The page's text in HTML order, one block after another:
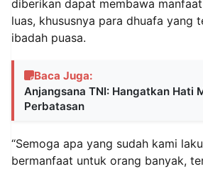
diberikan dapat membawa
luas, khususnya para dhuafa yang
ibadah puasa.
Baca Juga:
Anjangsana TNI: Hangatkan Hati
Perbatasan
“Semoga apa yang sudah kami
bermanfaat untuk orang banyak,